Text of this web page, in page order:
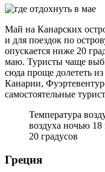
Май на Канарских
и для поездок по
опускается ниже 20
маю. Туристы чаще
сюда проще долететь
Канарии,
самостоятельные
Температура
воздуха ночью 18
20 градусов
Греция